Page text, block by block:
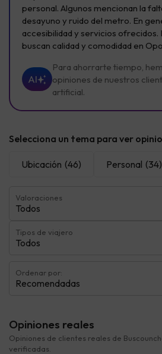
personal. Algunos mencionan la
desayuno y ruido del metro. En
accesibilidad y servicios ofrecidos.
buscan calidad y comodidad en
AI
Para ahorrarte tiempo,
opiniones de nuestros
artificial.
Selecciona un tema para ver
Ubicación (46) Personal (34)
Valoraciones
Todos
Tipos de viajero
Todos
Ordenar por:
Recomendadas
Opiniones reales
Opiniones de clientes reales de
verificadas.